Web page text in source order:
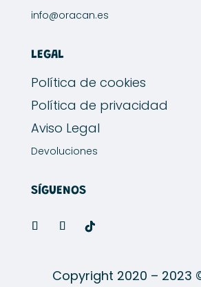
info@oracan.es
LEGAL
Política de cookies
Política de privacidad
Aviso Legal
Devoluciones
SÍGUENOS
Copyright 2020 – 2023